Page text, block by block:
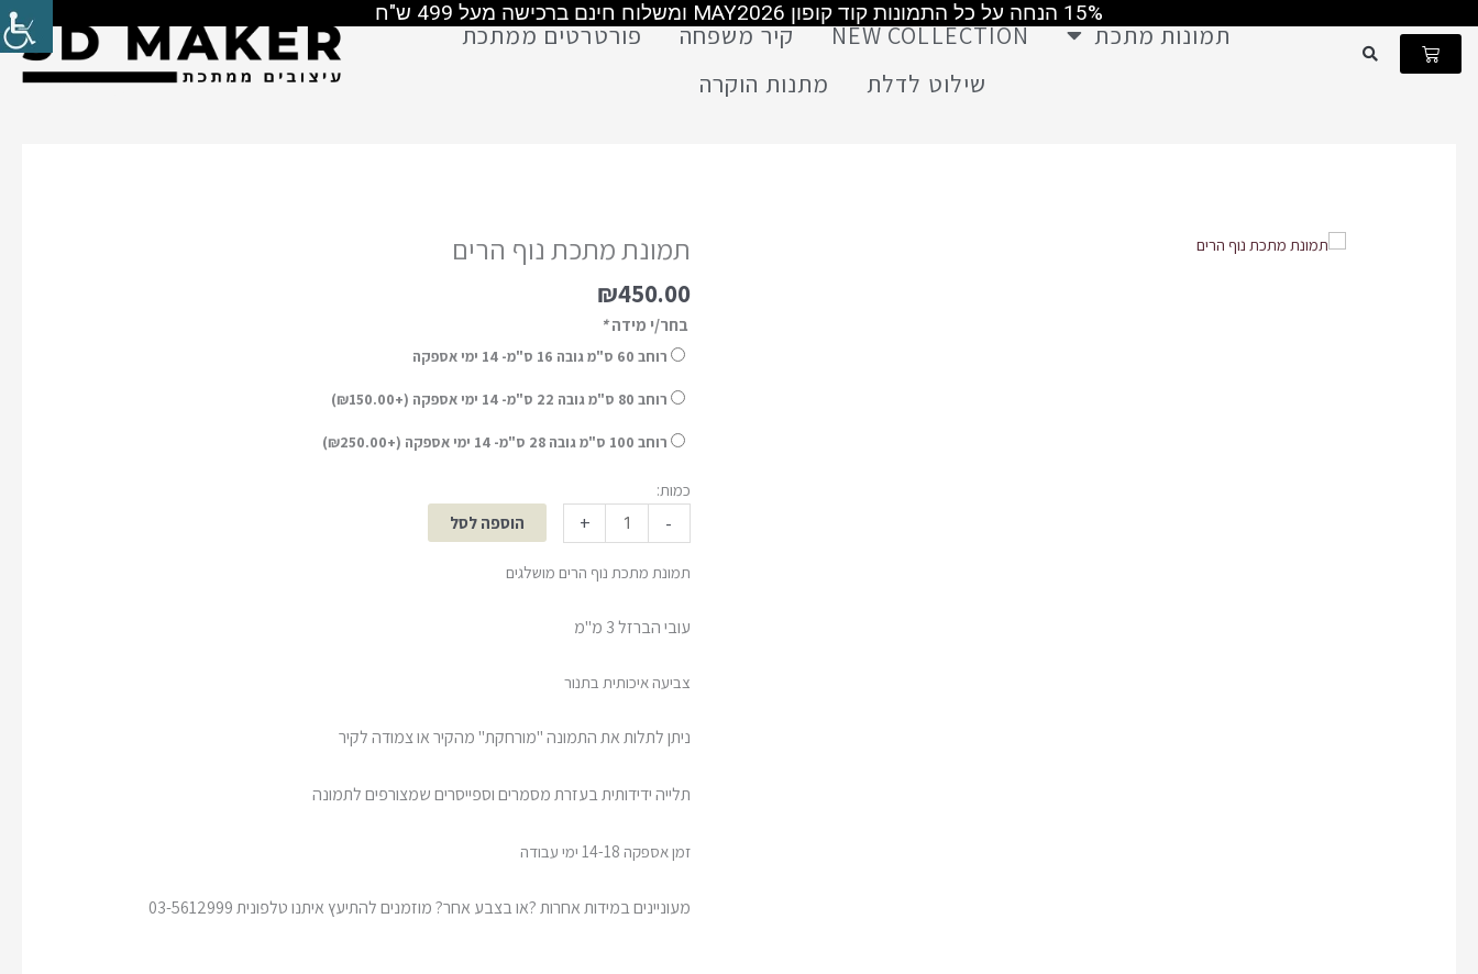
לתוכן
משלוח חינם מעל 399 ש"ח
משלוח חינם מעל 399 ש"ח
משלוח חינם מעל 499 ש"ח 15% הנחה על כל התמונות קוד קופון MAY2026 ומשלוח חינם ברכישה מעל 499 ש"ח
עגלת
קניות
תמונות מתכת NEW COLLECTION קיר משפחה
פורטרטים ממתכת
שילוט לדלת
מתנות הוקרה
תמונת מתכת נוף הרים
₪450.00
בחר/י מידה*
רוחב 60 ס"מ גובה 16 ס"מ- 14 ימי אספקה
רוחב 80 ס"מ גובה 22 ס"מ- 14 ימי אספקה (+ ₪150.00
)
רוחב 100 ס"מ גובה 28 ס"מ- 14 ימי אספקה (+ ₪250.00
)
כמות:
-
כמות
+ הוספה לסל
תמונת מתכת נוף הרים מושלגים
עובי הברזל 3 מ"מ
צביעה איכותית בתנור
ניתן לתלות את התמונה "מורחקת" מהקיר או צמודה לקיר
תלייה ידידותית בעזרת מסמרים וספייסרים שמצורפים לתמונה
זמן אספקה 14-18 ימי עבודה
מעוניינים במידות אחרות ?או בצבע אחר? מוזמנים להתיעץ איתנו טלפונית 03-5612999